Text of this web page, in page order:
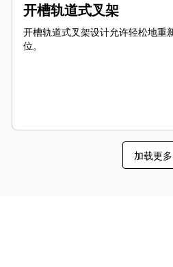
开槽轨道式叉架
开槽轨道式叉架设计允许轻松地重
位。
加载更多